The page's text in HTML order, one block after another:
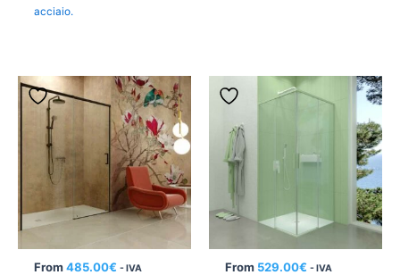
acciaio.
From 485.00€ - IVA
From 529.00€ - IVA